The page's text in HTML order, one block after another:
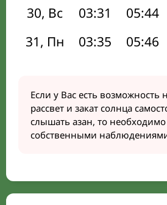
30, Вс
03:31 05:44
31, Пн
03:35 05:46
Если у Вас есть возможность
рассвет и закат солнца
слышать азан, то необходимо
собственными